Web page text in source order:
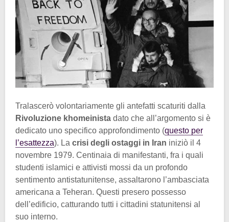
Tralascerò volontariamente gli antefatti scaturiti dalla
Rivoluzione khomeinista dato che all’argomento si è
dedicato uno specifico approfondimento (questo per
l’esattezza). La crisi degli ostaggi in Iran iniziò il 4
novembre 1979. Centinaia di manifestanti, fra i quali
studenti islamici e attivisti mossi da un profondo
sentimento antistatunitense, assaltarono l’ambasciata
americana a Teheran. Questi presero possesso
dell’edificio, catturando tutti i cittadini statunitensi al
suo interno.